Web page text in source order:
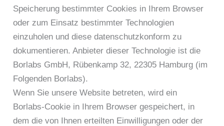
Speicherung bestimmter Cookies in Ihrem Browser
oder zum Einsatz bestimmter Technologien
einzuholen und diese datenschutzkonform zu
dokumentieren. Anbieter dieser Technologie ist die
Borlabs GmbH, Rübenkamp 32, 22305 Hamburg (im
Folgenden Borlabs).
Wenn Sie unsere Website betreten, wird ein
Borlabs-Cookie in Ihrem Browser gespeichert, in
dem die von Ihnen erteilten Einwilligungen oder der